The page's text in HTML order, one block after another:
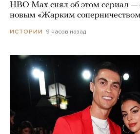
HBO Max снял об этом сериал —
новым «Жарким
ИСТОРИИ 9 часов назад